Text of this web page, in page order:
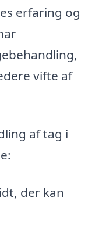
erfaring og
vifte af
af tag i
der kan